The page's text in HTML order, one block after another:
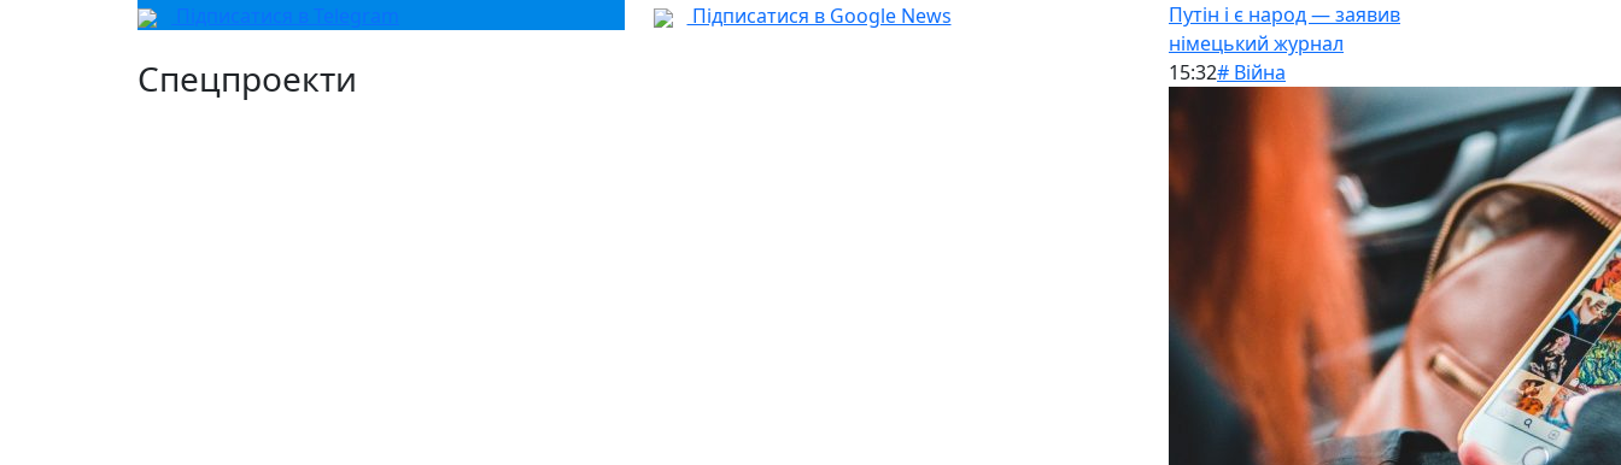
Підписатися в Telegram
Підписатися в Google News
Спецпроекти
Путін і є народ — заявив
німецький журнал
15:32# Війна